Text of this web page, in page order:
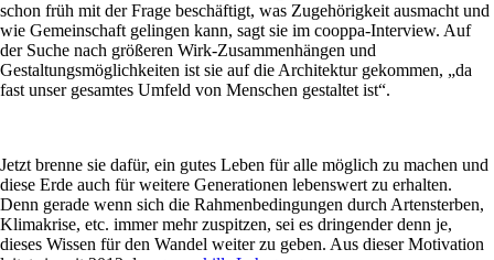
schon früh mit der Frage beschäftigt, was Zugehörigkeit ausmacht und
wie Gemeinschaft gelingen kann, sagt sie im cooppa-Interview. Auf
der Suche nach größeren Wirk-Zusammenhängen und
Gestaltungsmöglichkeiten ist sie auf die Architektur gekommen, „da
fast unser gesamtes Umfeld von Menschen gestaltet ist“.
Jetzt brenne sie dafür, ein gutes Leben für alle möglich zu machen und
diese Erde auch für weitere Generationen lebenswert zu erhalten.
Denn gerade wenn sich die Rahmenbedingungen durch Artensterben,
Klimakrise, etc. immer mehr zuspitzen, sei es dringender denn je,
dieses Wissen für den Wandel weiter zu geben. Aus dieser Motivation